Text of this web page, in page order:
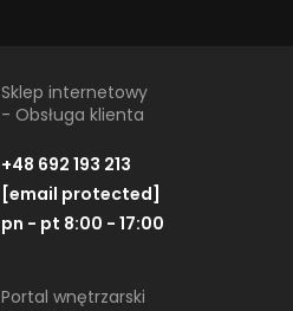
Sklep internetowy
- Obsługa klienta
+48 692 193 213
[email protected]
pn - pt 8:00 - 17:00
Portal wnętrzarski